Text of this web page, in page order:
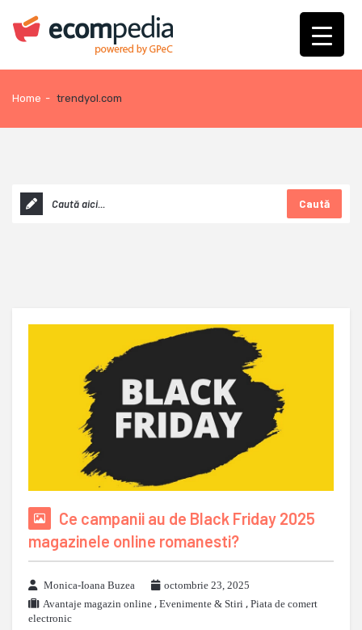
Home - trendyol.com
Caută
Ce campanii au de Black Friday 2025
magazinele online romanesti?
Monica-Ioana Buzea
octombrie 23, 2025
Avantaje magazin online , Evenimente & Stiri , Piata de comert
electronic